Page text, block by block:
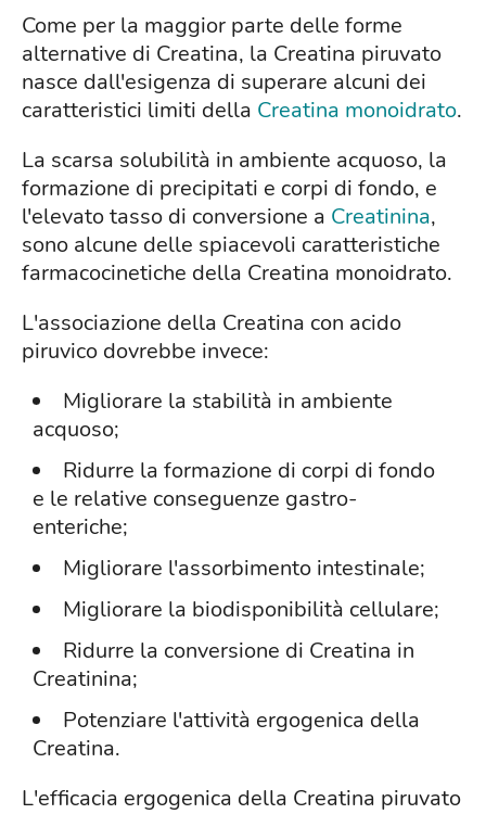
Come per la maggior parte delle forme
alternative di Creatina, la Creatina piruvato
nasce dall'esigenza di superare alcuni dei
caratteristici limiti della Creatina monoidrato.
La scarsa solubilità in ambiente acquoso, la
formazione di precipitati e corpi di fondo, e
l'elevato tasso di conversione a Creatinina,
sono alcune delle spiacevoli caratteristiche
farmacocinetiche della Creatina monoidrato.
L'associazione della Creatina con acido
piruvico dovrebbe invece:
Migliorare la stabilità in ambiente
acquoso;
Ridurre la formazione di corpi di fondo
e le relative conseguenze gastro-
enteriche;
Migliorare l'assorbimento intestinale;
Migliorare la biodisponibilità cellulare;
Ridurre la conversione di Creatina in
Creatinina;
Potenziare l'attività ergogenica della
Creatina.
L'efficacia ergogenica della Creatina piruvato